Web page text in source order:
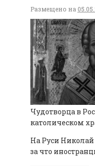
Размещено на
Чудотворца в
католическом
На Руси
за что